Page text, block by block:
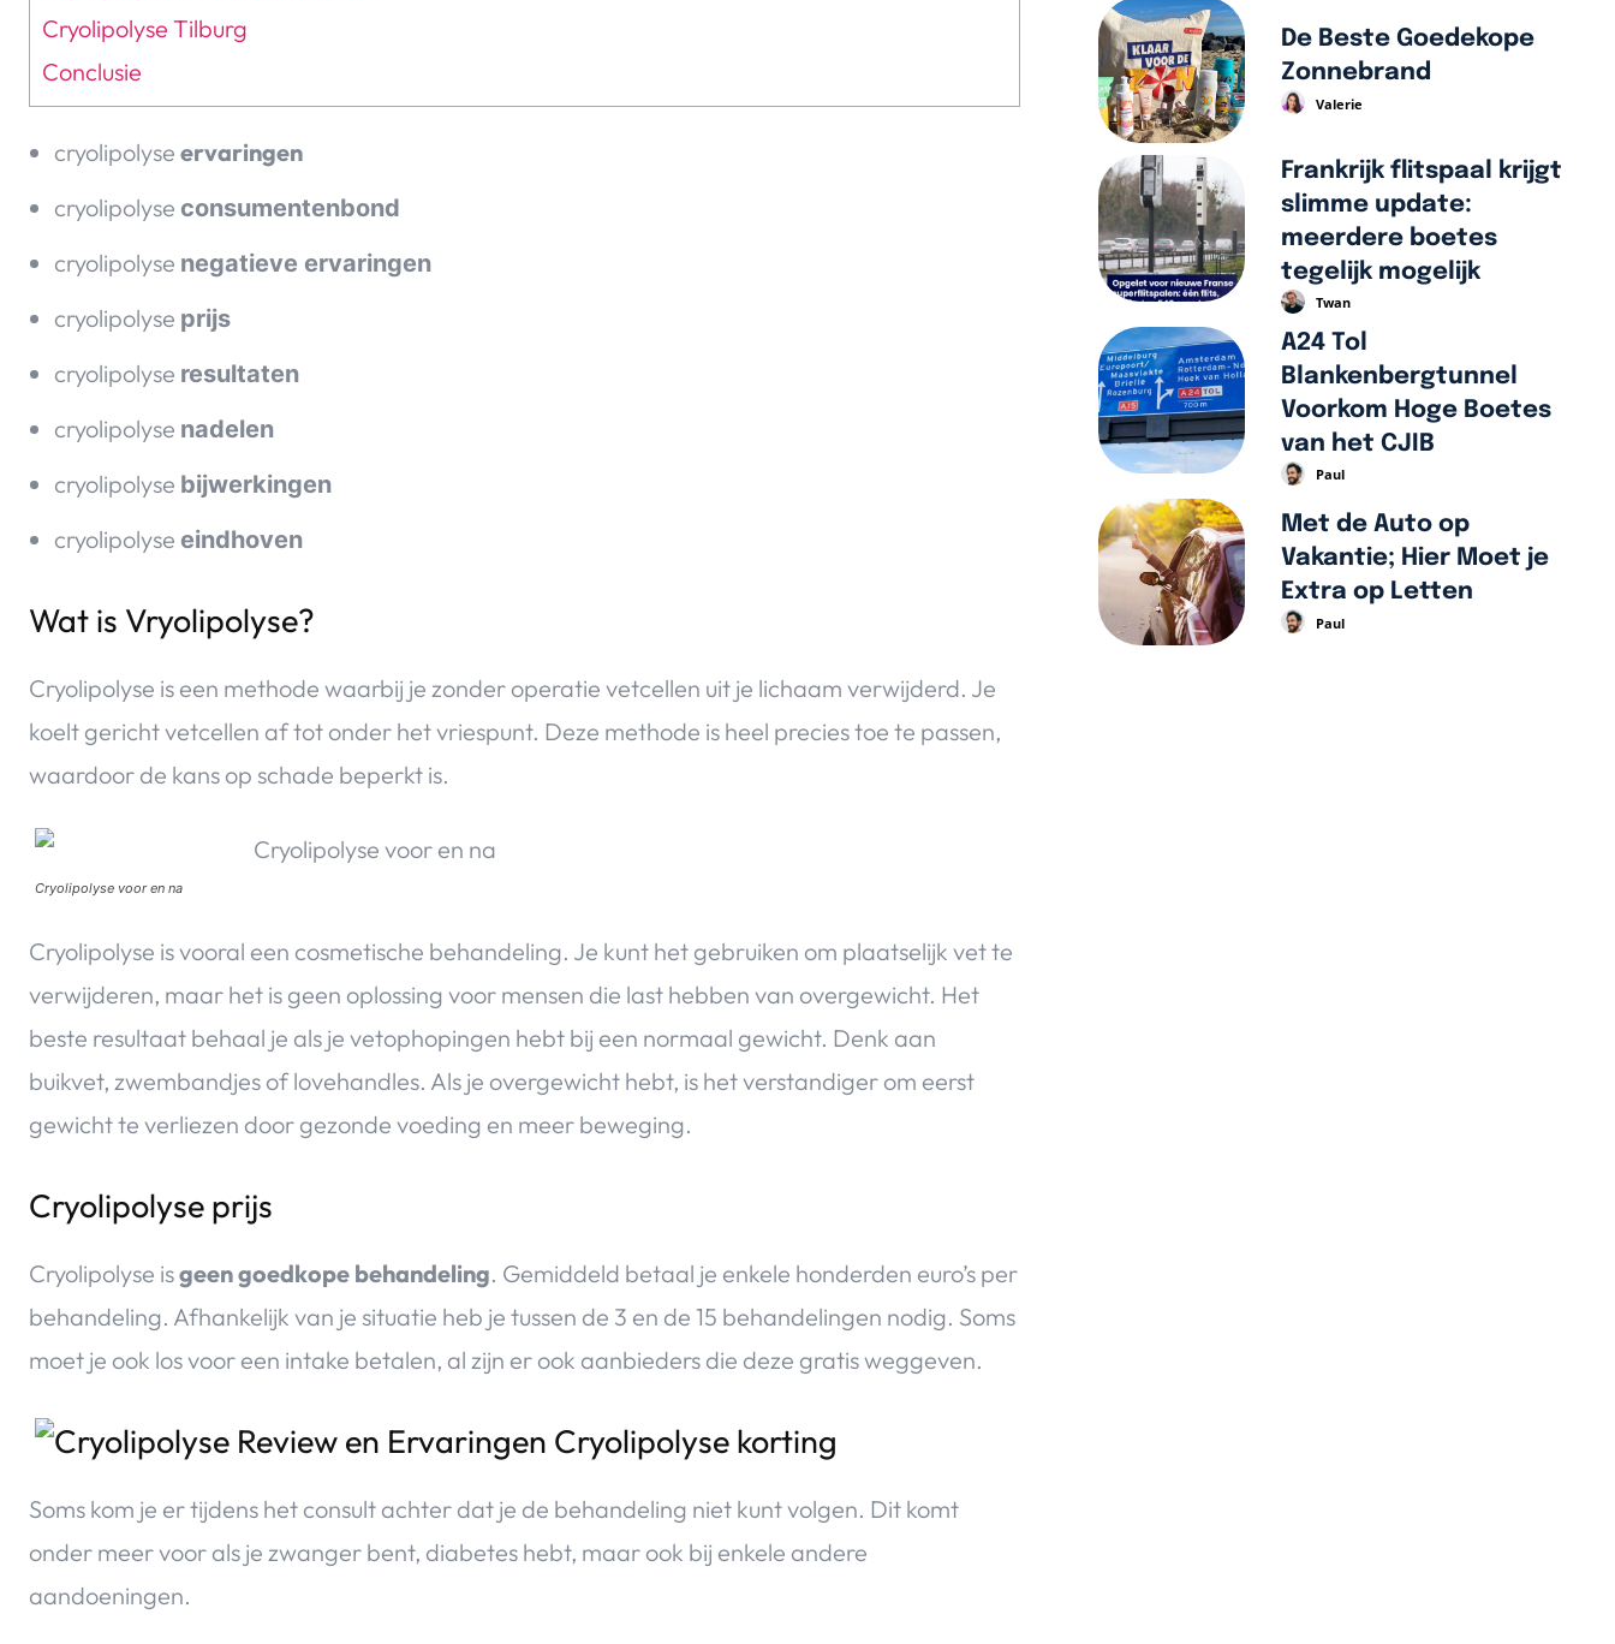
Cryolipolyse Tilburg
Conclusie
cryolipolyse ervaringen
cryolipolyse consumentenbond
cryolipolyse negatieve ervaringen
cryolipolyse prijs
cryolipolyse resultaten
cryolipolyse nadelen
cryolipolyse bijwerkingen
cryolipolyse eindhoven
Wat is Vryolipolyse?
Cryolipolyse is een methode waarbij je zonder operatie vetcellen uit je lichaam verwijderd. Je
koelt gericht vetcellen af tot onder het vriespunt. Deze methode is heel precies toe te passen,
waardoor de kans op schade beperkt is.
Cryolipolyse voor en na
Cryolipolyse is vooral een cosmetische behandeling. Je kunt het gebruiken om plaatselijk vet te
verwijderen, maar het is geen oplossing voor mensen die last hebben van overgewicht. Het
beste resultaat behaal je als je vetophopingen hebt bij een normaal gewicht. Denk aan
buikvet, zwembandjes of lovehandles. Als je overgewicht hebt, is het verstandiger om eerst
gewicht te verliezen door gezonde voeding en meer beweging.
Cryolipolyse prijs
Cryolipolyse isgeen goedkope behandeling. Gemiddeld betaal je enkele honderden euro’s per
behandeling. Afhankelijk van je situatie heb je tussen de 3 en de 15 behandelingen nodig. Soms
moet je ook los voor een intake betalen, al zijn er ook aanbieders die deze gratis weggeven.
Soms kom je er tijdens het consult achter dat je de behandeling niet kunt volgen. Dit komt
onder meer voor als je zwanger bent, diabetes hebt, maar ook bij enkele andere
aandoeningen.
De Beste Goedekope
Zonnebrand
Valerie
Frankrijk flitspaal krijgt
slimme update:
meerdere boetes
tegelijk mogelijk
Twan
A24 Tol
Blankenbergtunnel
Voorkom Hoge Boetes
van het CJIB
Paul
Met de Auto op
Vakantie; Hier Moet je
Extra op Letten
Paul